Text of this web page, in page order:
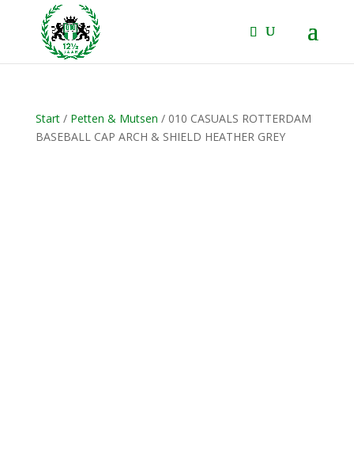
Start/ Petten & Mutsen / 010 CASUALS ROTTERDAM
BASEBALL CAP ARCH & SHIELD HEATHER GREY